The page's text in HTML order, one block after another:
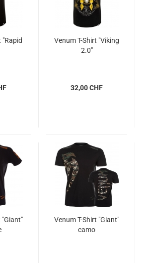
"Rapid
Venum T-Shirt "Viking
2.0"
32,00 CHF
"Giant"
Venum T-Shirt "Giant"
camo